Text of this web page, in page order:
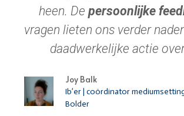
heen. De persoonlijke
vragen lieten ons verder
daadwerkelijke actie
Joy Balk
Ib’er | coördinator
Bolder